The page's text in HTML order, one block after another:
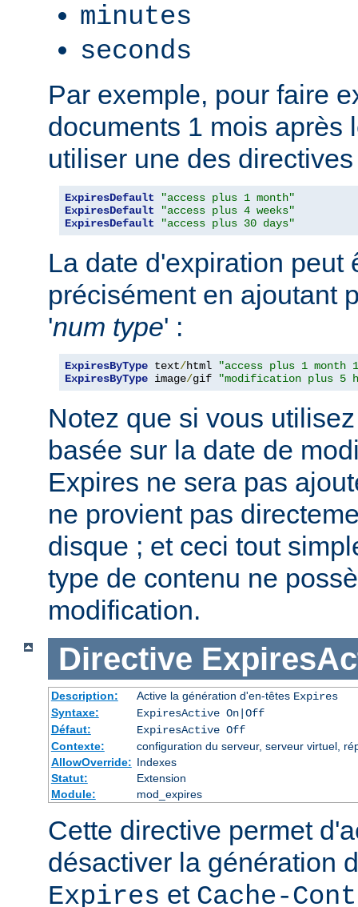
minutes
seconds
Par exemple, pour faire
documents 1 mois après
utiliser une des
ExpiresDefault
"access plus 1 month"
ExpiresDefault
"access plus 4 weeks"
ExpiresDefault
"access plus 30 days"
La date d'expiration peut
précisément en ajoutant
'num type' :
ExpiresByType text/html
"access plus 1 month
ExpiresByType image/gif "modification plus 5
Notez que si vous
basée sur la date de
Expires ne sera pas
ne provient pas
disque ; et ceci tout
type de contenu ne
modification.
Directive
Description: Active la génération d'en-têtes Expires
Syntaxe:
ExpiresActive On|Off
Défaut:
ExpiresActive Off
Contexte:
configuration du serveur, serveur virtuel,
AllowOverride: Indexes
Statut:
Extension
Module:
mod_expires
Cette directive permet
désactiver la génération
Expires et Cache-